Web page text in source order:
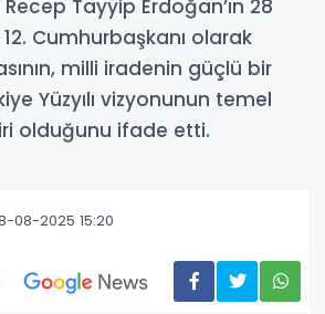
Tayyip Erdoğan’ın 28
Cumhurbaşkanı olarak
milli iradenin güçlü bir
Yüzyılı vizyonunun temel
olduğunu ifade etti.
08-2025 15:20